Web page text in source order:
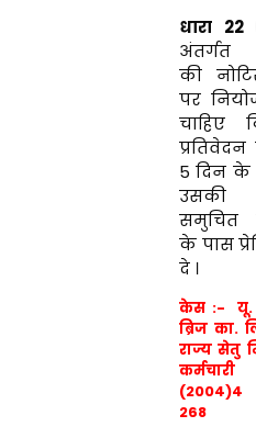
धारा 22
अंतर्गत
की
पर
चाहिए
5 दिन के
उसकी
समुचित
के पास
दे ।
केस :- यू.
ब्रिज का.
राज्य सेतु
(2004)4
268